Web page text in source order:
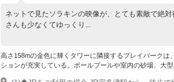
ネットで見たソラキンの映像が、とても素敵で絶
さんも少なくてゆっくり...
高さ158mの金色に輝くタワーに隣接するプレイパークは
ションが充実している。ボールプールや室内の砂場、大